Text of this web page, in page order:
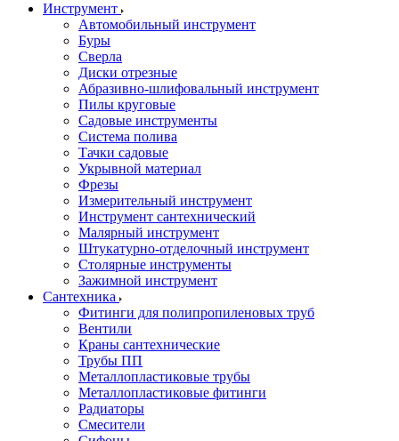
Инструмент
Автомобильный инструмент
Буры
Сверла
Диски отрезные
Абразивно-шлифовальный инструмент
Пилы круговые
Садовые инструменты
Система полива
Тачки садовые
Укрывной материал
Фрезы
Измерительный инструмент
Инструмент сантехнический
Малярный инструмент
Штукатурно-отделочный инструмент
Cтолярные инструменты
Зажимной инструмент
Сантехника
Фитинги для полипропиленовых труб
Вентили
Краны сантехнические
Трубы ПП
Металлопластиковые трубы
Металлопластиковые фитинги
Радиаторы
Смесители